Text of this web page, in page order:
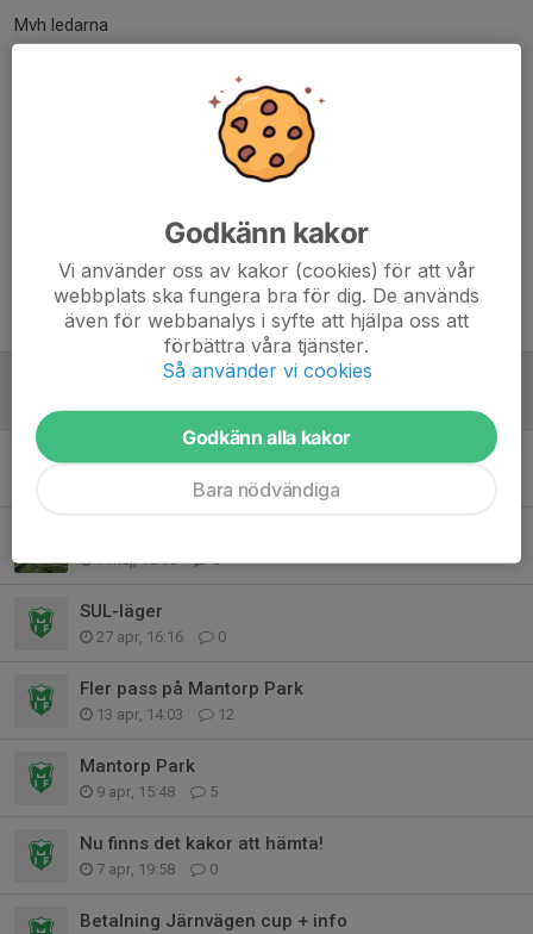
Mvh ledarna
Tidigare nyheter
Info Järnvägen cup
7 maj, 18:55 0
SUL-läger
27 apr, 16:16 0
Fler pass på Mantorp Park
13 apr, 14:03 12
Mantorp Park
9 apr, 15:48 5
Nu finns det kakor att hämta!
7 apr, 19:58 0
Betalning Järnvägen cup + info
Godkänn kakor
Vi använder oss av kakor (cookies) för att vår
webbplats ska fungera bra för dig. De används
även för webbanalys i syfte att hjälpa oss att
förbättra våra tjänster.
Så använder vi cookies
Godkänn alla kakor
Bara nödvändiga